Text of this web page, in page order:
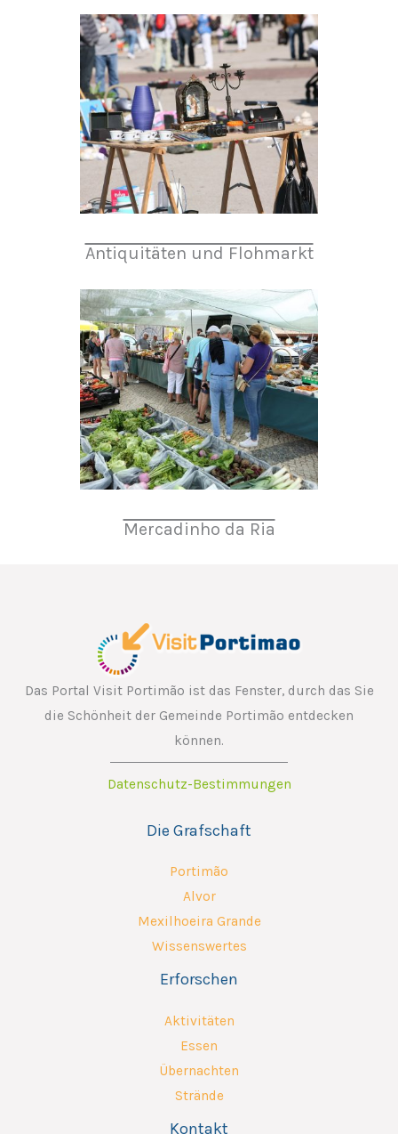
Antiquitäten und Flohmarkt
Mercadinho da Ria
Das Portal Visit Portimão ist das Fenster, durch das Sie
die Schönheit der Gemeinde Portimão entdecken
können.
Datenschutz-Bestimmungen
Die Grafschaft
Portimão
Alvor
Mexilhoeira Grande
Wissenswertes
Erforschen
Aktivitäten
Essen
Übernachten
Strände
Kontakt